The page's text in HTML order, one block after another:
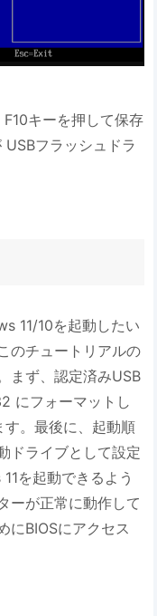
キーを押して保存
フラッシュドラ
11/10を起動したい
のチュートリアルの
まず、認定済みUSB
にフォーマットし
す。最後に、起動順
ドライブとして設定
を起動できるよう
ーが正常に動作して
にBIOSにアクセス